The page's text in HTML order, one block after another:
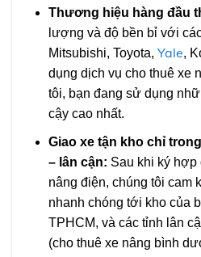
Thương hiệu hàng đầu
lượng và độ bền bỉ với
Mitsubishi, Toyota, Yale,
dụng dịch vụ cho thuê xe
tôi, bạn đang sử dụng
cậy cao nhất.
Giao xe tận kho chỉ
– lân cận: Sau khi ký hợp
nâng điện, chúng tôi cam
nhanh chóng tới kho của
TPHCM, và các tỉnh lân
(cho thuê xe nâng bình